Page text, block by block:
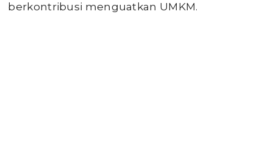
berkontribusi menguatkan UMKM.